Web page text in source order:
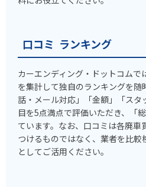
口コミ ランキング
カーエンディング・ドットコムで
を集計して独自のランキングを
話・メール対応」「金額」「ス
目を5点満点で評価いただき、「
ています。なお、口コミは各廃車
つけるものではなく、業者を比
としてご活用ください。